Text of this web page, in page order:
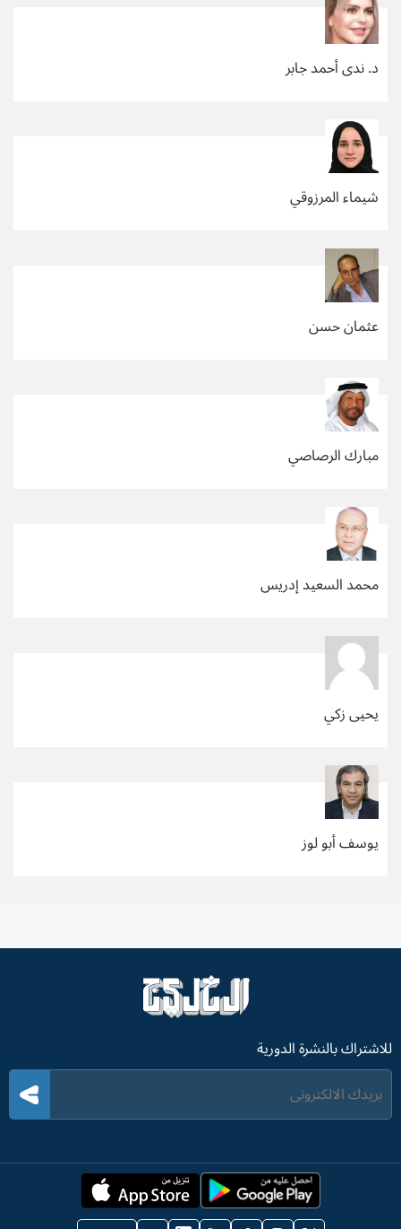
د. ندى أحمد جابر
شيماء المرزوقي
عثمان حسن
مبارك الرصاصي
محمد السعيد إدريس
يحيى زكي
يوسف أبو لوز
للاشتراك بالنشرة الدورية